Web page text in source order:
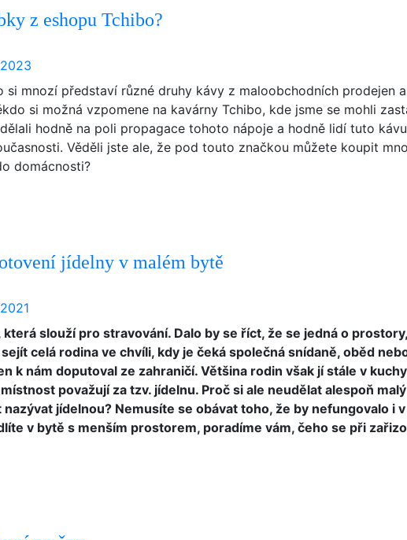
z eshopu Tchibo?
si mnozí představí různé druhy kávy z maloobchodních prodejen
si možná vzpomene na kavárny Tchibo, kde jsme se mohli
hodně na poli propagace tohoto nápoje a hodně lidí tuto kávu
Věděli jste ale, že pod touto značkou můžete koupit
domácnosti?
jídelny v malém bytě
slouží pro stravování. Dalo by se říct, že se jedná o
celá rodina ve chvíli, kdy je čeká společná snídaně, oběd
k nám doputoval ze zahraničí. Většina rodin však jí stále v
považují za tzv. jídelnu. Proč si ale neudělat alespoň
jídelnou? Nemusíte se obávat toho, že by nefungovalo i
v bytě s menším prostorem, poradíme vám, čeho se při